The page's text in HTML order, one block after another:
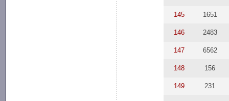
145 1651
146 2483
147 6562
148 156
149 231